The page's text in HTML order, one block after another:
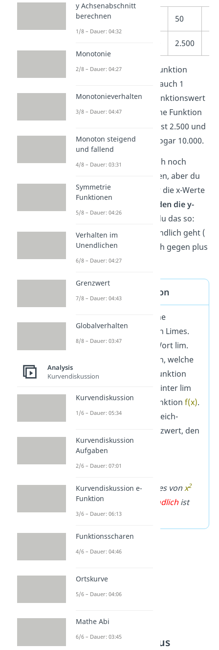
x 1 50
2.500
Wenn Du x=1 in deine Funktion
einsetzt, bekommst du auch 1
heraus. Für 5 ist dein Funktionswert
25 und bei 10 steigt deine Funktion
schon auf 100 an. f(50) ist 2.500 und
für 100 bekommst du sogar 10.000.
Du kannst natürlich auch noch
größere Zahlen einsetzen, aber du
siehst bereits: Je größer die x-Werte
größer werden die y-
Werte. In Mathe sagst du das so:
Wenn x gegen plus unendlich geht (
), geht
auch gegen plus
unendlich (
Grenzwert Definition
Dafür gibt es auch eine
Kurzschreibweise: den Limes.
Schreibe zuerst das Wort lim.
Darunter kommt dann, welche
x-Werte du in deine Funktion
). Hinter lim
schreibst du deine Funktion f(x).
Zuletzt noch ein Ist-Gleich-
Zeichen und der Grenzwert, den
du bestimmt hast:
Gesprochen: Der Limes vonx2
fürx gegen plus unendlichist
gleichplus unendlich
Limes gegen minus
y Achsenabschnitt
berechnen
1/8 – Dauer: 04:32
Monotonie
2/8 – Dauer: 04:27
Monotonieverhalten
3/8 – Dauer: 04:47
Monoton steigend
und fallend
4/8 – Dauer: 03:31
Symmetrie
Funktionen
5/8 – Dauer: 04:26
Verhalten im
Unendlichen
6/8 – Dauer: 04:27
Grenzwert
7/8 – Dauer: 04:43
Globalverhalten
8/8 – Dauer: 03:47
Analysis
Kurvendiskussion
Kurvendiskussion
1/6 – Dauer: 05:34
Kurvendiskussion
Aufgaben
2/6 – Dauer: 07:01
Kurvendiskussion e-
Funktion
3/6 – Dauer: 06:13
Funktionsscharen
4/6 – Dauer: 04:46
Ortskurve
5/6 – Dauer: 04:06
Mathe Abi
6/6 – Dauer: 03:45